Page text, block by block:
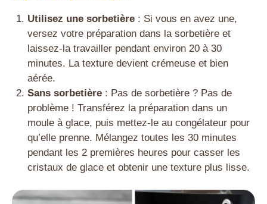
Utilisez une sorbetière: Si vous en avez une,
versez votre préparation dans la sorbetière et
laissez-la travailler pendant environ 20 à 30
minutes. La texture devient crémeuse et bien
aérée.
Sans sorbetière: Pas de sorbetière ? Pas de
problème ! Transférez la préparation dans un
moule à glace, puis mettez-le au congélateur pour
qu’elle prenne. Mélangez toutes les 30 minutes
pendant les 2 premières heures pour casser les
cristaux de glace et obtenir une texture plus lisse.